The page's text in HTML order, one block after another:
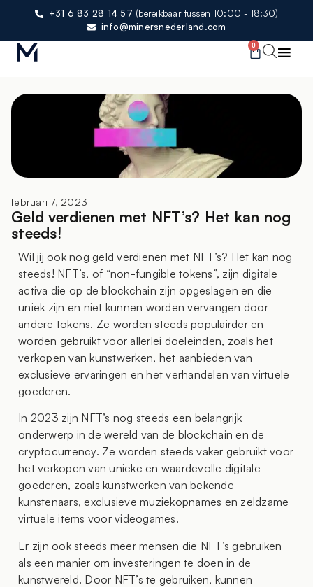
+31 6 83 28 14 57 (bereikbaar tussen 10:00 - 18:30)
info@minersnederland.com
0
februari 7, 2023
Geld verdienen met NFT’s? Het kan nog
steeds!
Wil jij ook nog geld verdienen met NFT’s? Het kan nog
steeds! NFT’s, of “non-fungible tokens”, zijn digitale
activa die op de blockchain zijn opgeslagen en die
uniek zijn en niet kunnen worden vervangen door
andere tokens. Ze worden steeds populairder en
worden gebruikt voor allerlei doeleinden, zoals het
verkopen van kunstwerken, het aanbieden van
exclusieve ervaringen en het verhandelen van virtuele
goederen.
In 2023 zijn NFT’s nog steeds een belangrijk
onderwerp in de wereld van de blockchain en de
cryptocurrency. Ze worden steeds vaker gebruikt voor
het verkopen van unieke en waardevolle digitale
goederen, zoals kunstwerken van bekende
kunstenaars, exclusieve muziekopnames en zeldzame
virtuele items voor videogames.
Er zijn ook steeds meer mensen die NFT’s gebruiken
als een manier om investeringen te doen in de
kunstwereld. Door NFT’s te gebruiken, kunnen